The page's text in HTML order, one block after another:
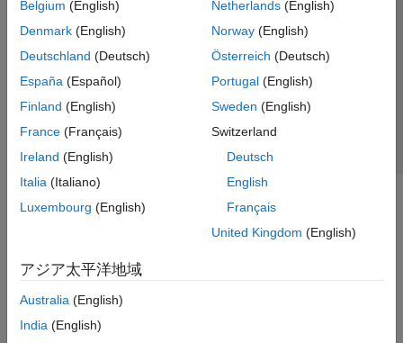
Belgium (English)
Denmark (English)
Deutschland (Deutsch)
España (Español)
Finland (English)
France (Français)
Ireland (English)
Italia (Italiano)
Luxembourg (English)
Netherlands(English)
Norway(English)
Österreich (Deutsch)
Portugal(English)
Sweden (English)
Switzerland
Deutsch
English
Français
United Kingdom (English)
アジア太平洋地域
Australia (English)
India (English)
トラストセンター
プライバシー ポリシー
違法コピー防止
アプリケーション ステータス
© 1994-2026 The MathWorks, Inc.